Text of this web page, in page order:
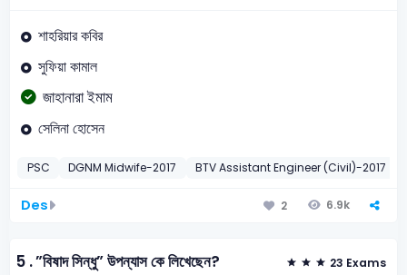
শাহরিয়ার কবির
সুফিয়া কামাল
জাহানারা ইমাম
সেলিনা হোসেন
PSC DGNM Midwife-2017 BTV Assistant Engineer (Civil)-2017
Des 2 6.9k
5 .”বিষাদ সিন্ধু” উপন্যাস কে লিখেছেন? 23 Exams